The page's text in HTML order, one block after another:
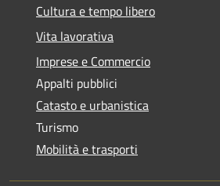
Cultura e tempo libero
Vita lavorativa
Imprese e Commercio
Appalti pubblici
Catasto e urbanistica
Turismo
Mobilità e trasporti